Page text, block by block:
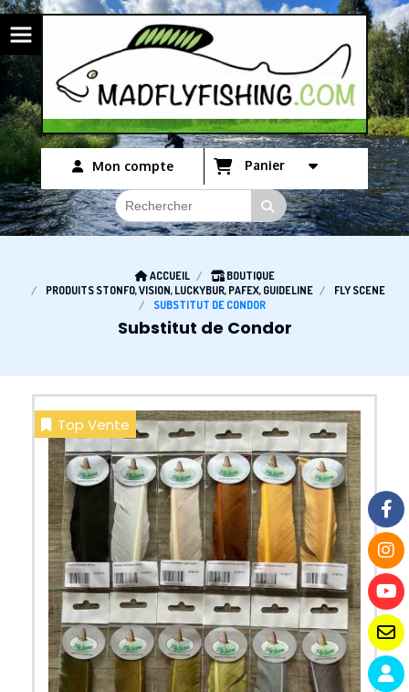
Mon compte Panier
ACCUEIL
BOUTIQUE
PRODUITS STONFO, VISION, LUCKYBUR, PAFEX, GUIDELINE
FLY SCENE
SUBSTITUT DE CONDOR
Substitut de Condor
Top Vente
Panneau de gestion des cookies